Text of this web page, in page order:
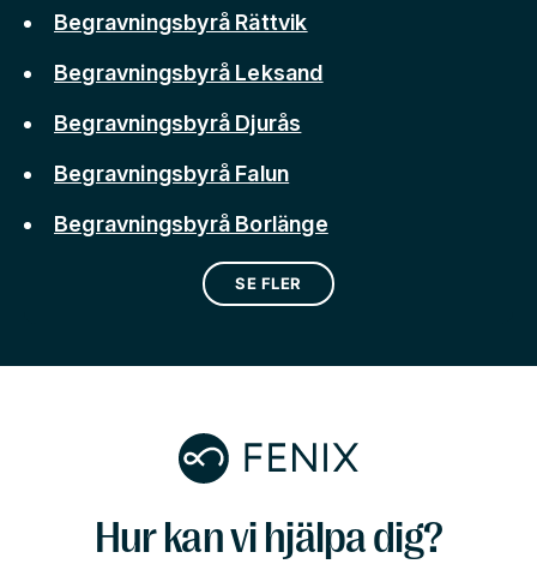
Begravningsbyrå Rättvik
Begravningsbyrå Leksand
Begravningsbyrå Djurås
Begravningsbyrå Falun
Begravningsbyrå Borlänge
SE FLER
Hur kan vi hjälpa dig?